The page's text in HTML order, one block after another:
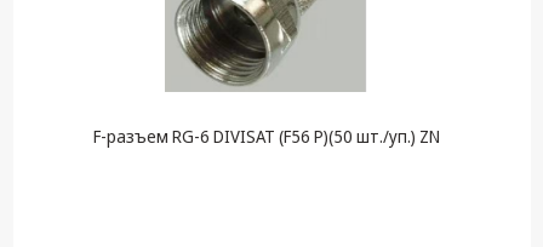
F-разъем RG-6 DIVISAT (F56 P)(50 шт./уп.) ZN